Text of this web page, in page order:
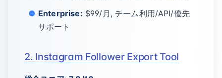
Enterprise: $99/月, チーム利用/API/優先
サポート
2. Instagram Follower Export Tool